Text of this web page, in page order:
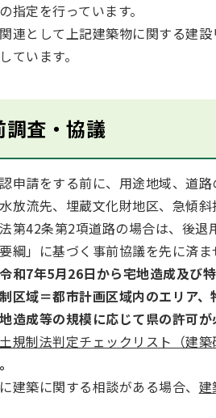
指定を行っています。
連として上記建築物に関する建
ています。
調査・協議
申請をする前に、用途地域、道
放流先、埋蔵文化財地区、急傾
第42条第2項道路の場合は、後
綱」に基づく事前協議を先に済ま
令和7年5月26日から宅地造成及び
区域＝都市計画区域内のエリア
造成等の規模に応じて県の許可
土規制法判定チェックリスト（建
建築に関する相談がある場合、 建